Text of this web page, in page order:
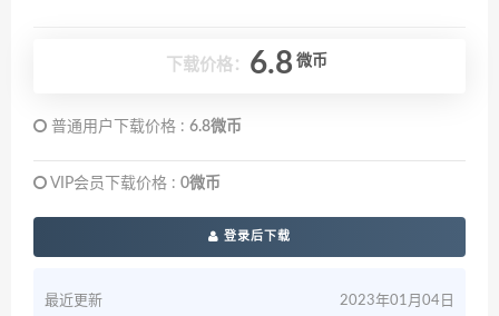
下载价格： 6.8 微币
普通用户下载价格 : 6.8微币
VIP会员下载价格 : 0微币
登录后下载
最近更新 2023年01月04日